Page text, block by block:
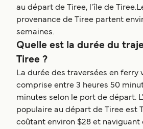
au départ de Tiree, l'île de
provenance de Tiree partent
semaines.
Quelle est la durée du
Tiree ?
La durée des traversées en ferry
comprise entre 3 heures 50
minutes selon le port de départ.
populaire au départ de Tiree est
coûtant environ $28 et naviguant